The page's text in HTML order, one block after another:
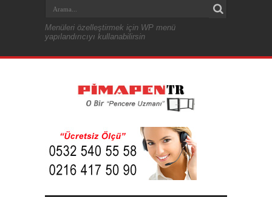
Menüleri özelleştirmek için WP menü
yapılandırıcıyı kullanabilirsin